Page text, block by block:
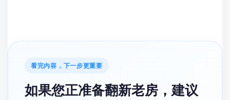
看完内容，下一步更重要
如果您正准备翻新老房，建议